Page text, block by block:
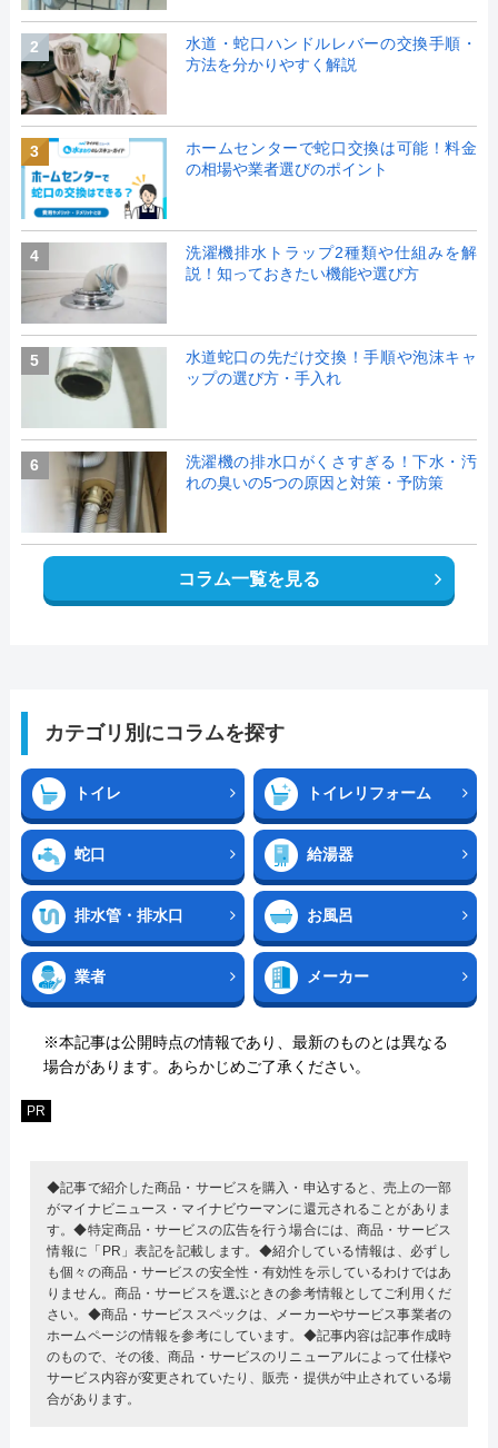
2
水道・蛇口ハンドルレバーの交換手順・
方法を分かりやすく解説
3
ホームセンターで蛇口交換は可能！料金
の相場や業者選びのポイント
4
洗濯機排水トラップ2種類や仕組みを解
説！知っておきたい機能や選び方
5
水道蛇口の先だけ交換！手順や泡沫キャ
ップの選び方・手入れ
6
洗濯機の排水口がくさすぎる！下水・汚
れの臭いの5つの原因と対策・予防策
コラム一覧を見る
カテゴリ別にコラムを探す
トイレ トイレリフォーム
蛇口 給湯器
排水管・排水口 お風呂
業者 メーカー
※本記事は公開時点の情報であり、最新のものとは異なる
場合があります。あらかじめご了承ください。
PR
◆記事で紹介した商品・サービスを購入・申込すると、売上の一部
がマイナビニュース・マイナビウーマンに還元されることがありま
す。◆特定商品・サービスの広告を行う場合には、商品・サービス
情報に「PR」表記を記載します。◆紹介している情報は、必ずし
も個々の商品・サービスの安全性・有効性を示しているわけではあ
りません。商品・サービスを選ぶときの参考情報としてご利用くだ
さい。◆商品・サービススペックは、メーカーやサービス事業者の
ホームページの情報を参考にしています。◆記事内容は記事作成時
のもので、その後、商品・サービスのリニューアルによって仕様や
サービス内容が変更されていたり、販売・提供が中止されている場
合があります。